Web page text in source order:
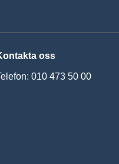
oss
010 473 50 00